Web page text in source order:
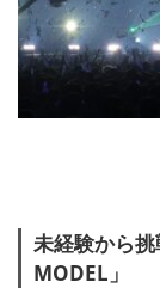
未経験から
MODEL」